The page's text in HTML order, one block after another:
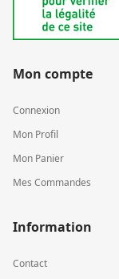
Mon compte
Connexion
Mon Profil
Mon Panier
Mes Commandes
Information
Contact